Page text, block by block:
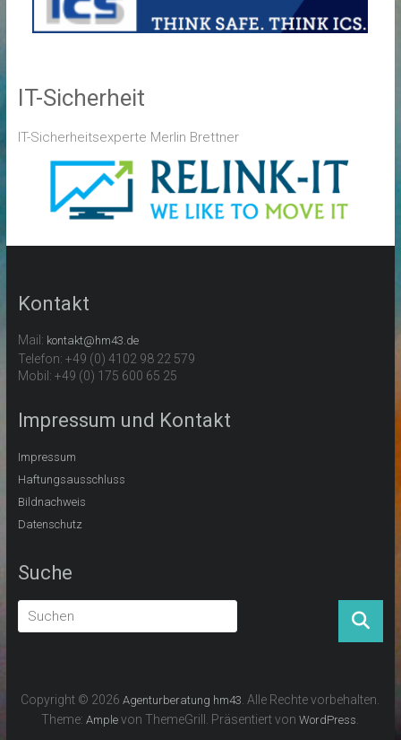
IT-Sicherheit
IT-Sicherheitsexperte Merlin Brettner
Kontakt
Mail: kontakt@hm43.de
Telefon: +49 (0) 4102 98 22 579
Mobil: +49 (0) 175 600 65 25
Impressum und Kontakt
Impressum
Haftungsausschluss
Bildnachweis
Datenschutz
Suche
Copyright © 2026Agenturberatung hm43 . Alle Rechte vorbehalten.
Theme:Ample von ThemeGrill. Präsentiert vonWordPress